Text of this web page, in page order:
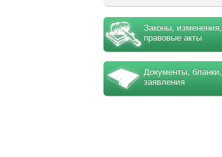
Законы, изменения,
правовые акты
Документы, бланки,
заявления